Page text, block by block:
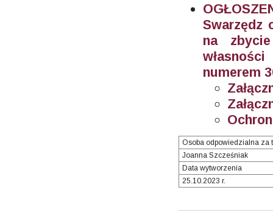
Swarzędz
na
numerem
Osoba odpowiedzialna za
Joanna Szcześniak
Data wytworzenia
25.10.2023 r.